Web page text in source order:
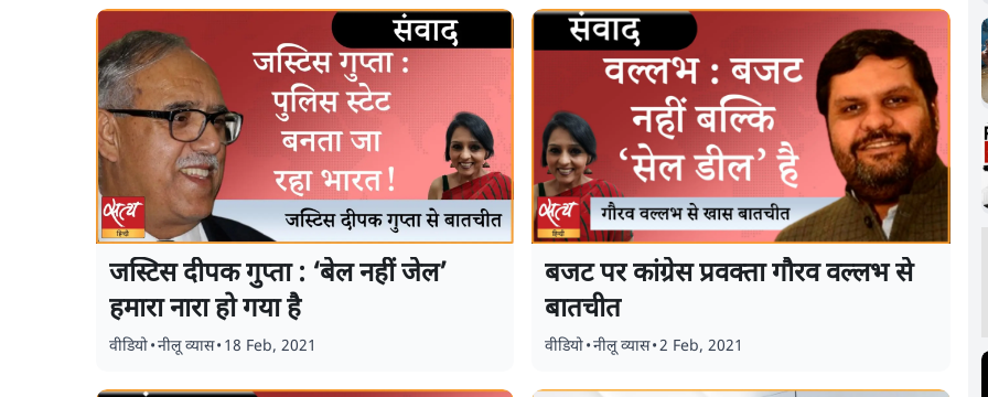
जस्टिस दीपक गुप्ता : ‘बेल नहीं जेल’
हमारा नारा हो गया है
वीडियो•नीलू व्यास• 18 Feb, 2021
बजट पर कांग्रेस प्रवक्ता गौरव वल्लभ से
बातचीत
वीडियो•नीलू व्यास•2 Feb, 2021